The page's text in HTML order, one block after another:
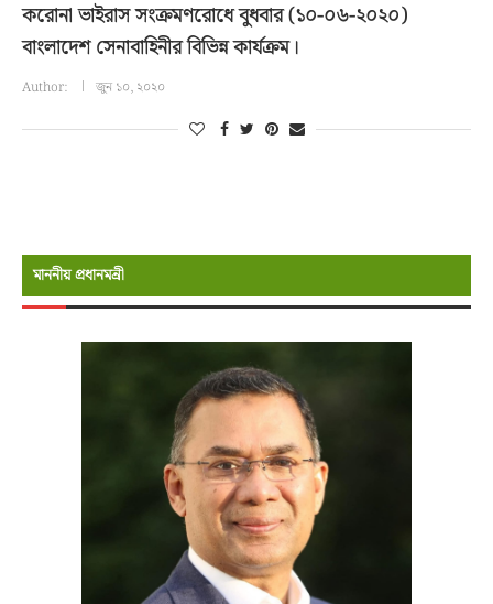
করোনা ভাইরাস সংক্রমণরোধে বুধবার (১০-০৬-২০২০)
বাংলাদেশ সেনাবাহিনীর বিভিন্ন কার্যক্রম।
Author: জুন ১০, ২০২০
মাননীয় প্রধানমন্রী